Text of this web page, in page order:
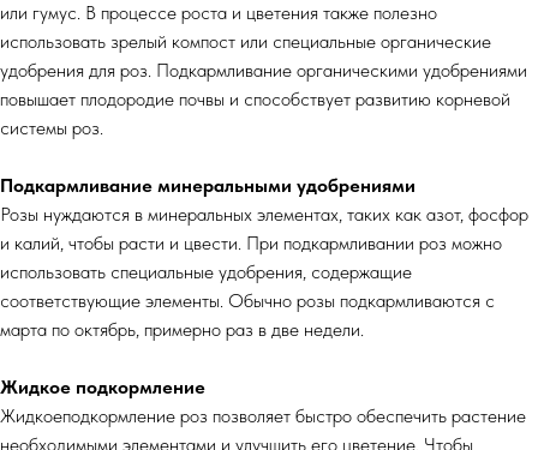
или гумус. В процессе роста и цветения также полезно
использовать зрелый компост или специальные органические
удобрения для роз. Подкармливание органическими удобрениями
повышает плодородие почвы и способствует развитию корневой
системы роз.
Подкармливание минеральными удобрениями
Розы нуждаются в минеральных элементах, таких как азот, фосфор
и калий, чтобы расти и цвести. При подкармливании роз можно
использовать специальные удобрения, содержащие
соответствующие элементы. Обычно розы подкармливаются с
марта по октябрь, примерно раз в две недели.
Жидкое подкормление
Жидкоеподкормление роз позволяет быстро обеспечить растение
необходимыми элементами и улучшить его цветение. Чтобы